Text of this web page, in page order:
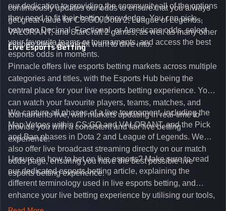
continuously updates our odds to ensure that you always
get great value for CS:GO, Dota 2, League of Legends,
VALORANT, and StarCraft 2 games, as well as many other
esports titles you might want to dive into.
our dedication to providing the community all of the options
they need to fit their betting knowledge. You can pick
between Decimal, Fractional, or Americans odds, select
your favourite teams or tournaments, and access the best
esports odds in moments.
Live Esports Betting
Pinnacle offers live esports betting markets across multiple
categories and titles, with the Esports Hub being the
central place for your live esports betting experience. You
can watch your favourite players, teams, matches, and
tournaments live, with markets updating in real-time to
provide you with a consistent and fair live betting
experience.
We capture all phases of a live tournament, including the
Map Vetoes within CS:GO and VALORANT, and the Pick
and Ban phases in Dota 2 and League of Legends. We
also offer live broadcast streaming directly on our match
odds page, ensuring you have the best possible live
esports betting experience.
Unsure on how to bet on live esports? Make sure to read
our dedicated esports betting article, explaining the
different terminology used in live esports betting, and
enhance your live betting experience by utilising our tools,
such as integrated live broadcasts, match and round